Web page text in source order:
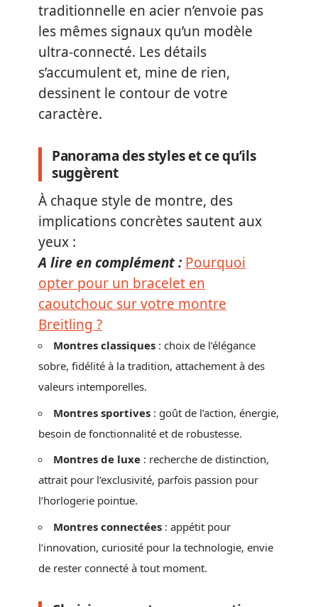
traditionnelle en acier n’envoie pas
les mêmes signaux qu’un modèle
ultra-connecté. Les détails
s’accumulent et, mine de rien,
dessinent le contour de votre
caractère.
Panorama des styles et ce qu’ils
suggèrent
À chaque style de montre, des
implications concrètes sautent aux
yeux :
A lire en complément : Pourquoi
opter pour un bracelet en
caoutchouc sur votre montre
Breitling ?
Montres classiques : choix de l’élégance
sobre, fidélité à la tradition, attachement à des
valeurs intemporelles.
Montres sportives : goût de l’action, énergie,
besoin de fonctionnalité et de robustesse.
Montres de luxe : recherche de distinction,
attrait pour l’exclusivité, parfois passion pour
l’horlogerie pointue.
Montres connectées : appétit pour
l’innovation, curiosité pour la technologie, envie
de rester connecté à tout moment.